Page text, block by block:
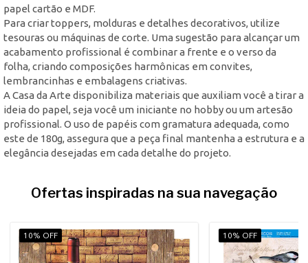
papel cartão e MDF.
Para criar toppers, molduras e detalhes decorativos, utilize
tesouras ou máquinas de corte. Uma sugestão para alcançar um
acabamento profissional é combinar a frente e o verso da
folha, criando composições harmônicas em convites,
lembrancinhas e embalagens criativas.
A Casa da Arte disponibiliza materiais que auxiliam você a tirar a
ideia do papel, seja você um iniciante no hobby ou um artesão
profissional. O uso de papéis com gramatura adequada, como
este de 180g, assegura que a peça final mantenha a estrutura e a
elegância desejadas em cada detalhe do projeto.
Ofertas inspiradas na sua navegação
10% OFF 10% OFF